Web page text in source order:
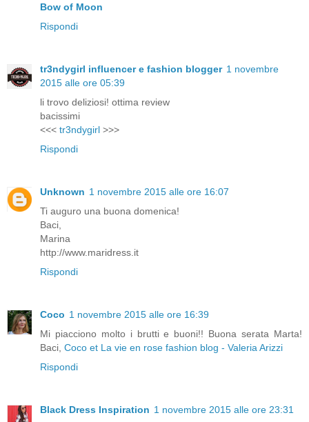
Bow of Moon
Rispondi
tr3ndygirl influencer e fashion blogger 1 novembre
2015 alle ore 05:39
li trovo deliziosi! ottima review
bacissimi
<<< tr3ndygirl >>>
Rispondi
Unknown 1 novembre 2015 alle ore 16:07
Ti auguro una buona domenica!
Baci,
Marina
http://www.maridress.it
Rispondi
Coco 1 novembre 2015 alle ore 16:39
Mi piacciono molto i brutti e buoni!! Buona serata Marta!
Baci, Coco et La vie en rose fashion blog - Valeria Arizzi
Rispondi
Black Dress Inspiration 1 novembre 2015 alle ore 23:31